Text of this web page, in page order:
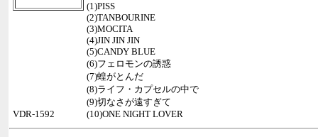
(1)PISS
(2)TANBOURINE
(3)MOCITA
(4)JIN JIN JIN
(5)CANDY BLUE
(6)フェロモンの誘惑
(7)蝗がとんだ
(8)ライフ・カプセルの中で
(9)切なさが遠すぎて
(10)ONE NIGHT LOVER
VDR-1592